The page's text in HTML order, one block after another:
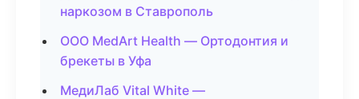
наркозом в Ставрополь
ООО MedArt Health — Ортодонтия и
брекеты в Уфа
МедиЛаб Vital White —